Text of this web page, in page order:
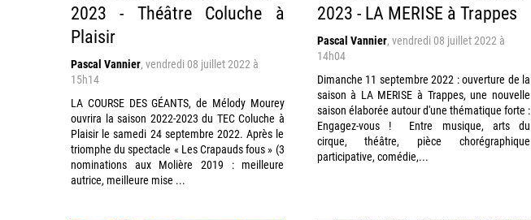
2023 - Théâtre Coluche à
Plaisir
Pascal Vannier, vendredi 08 juillet 2022 à
15h14
LA COURSE DES GÉANTS, de Mélody Mourey
ouvrira la saison 2022-2023 du TEC Coluche à
Plaisir le samedi 24 septembre 2022. Après le
triomphe du spectacle « Les Crapauds fous » (3
nominations aux Molière 2019 : meilleure
autrice, meilleure mise ...
2023 - LA MERISE à Trappes
Pascal Vannier, vendredi 08 juillet 2022 à
14h04
Dimanche 11 septembre 2022 : ouverture de la
saison à LA MERISE à Trappes, une nouvelle
saison élaborée autour d'une thématique forte :
Engagez-vous ! Entre musique, arts du
cirque, théâtre, pièce chorégraphique
participative, comédie,...